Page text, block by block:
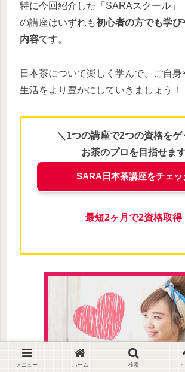
特に今回紹介した「SARAスクール」
の講座はいずれも初心者の方でも学び
内容です。
日本茶について楽しく学んで、ご自
生活をより豊かにしていきましょう！
＼1つの講座で2つの資格をゲ
お茶のプロを目指せま
SARA日本茶講座をチェッ
最短2ヶ月で2資格取得
メニュー ホーム 検索